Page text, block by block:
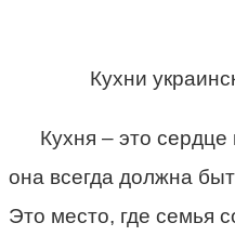
Кухни
Кухня – это
она всегда должна
Это место, где семья